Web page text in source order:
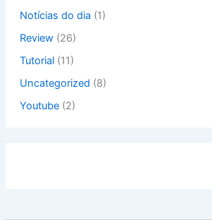
Notícias do dia (1)
Review(26)
Tutorial(11)
Uncategorized (8)
Youtube(2)